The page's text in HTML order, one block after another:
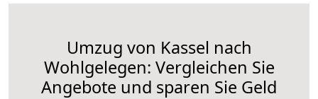
Umzug von Kassel nach
Wohlgelegen: Vergleichen Sie
Angebote und sparen Sie Geld